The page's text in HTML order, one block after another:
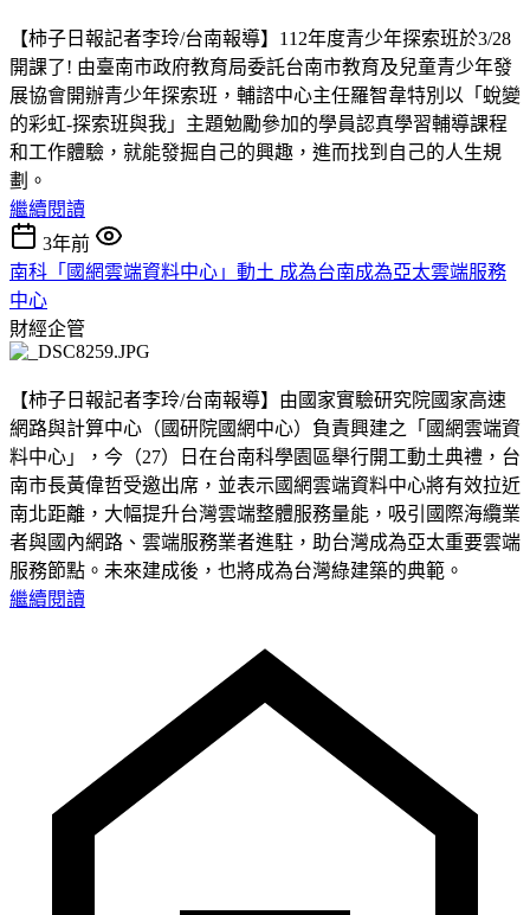
【柿子日報記者李玲/台南報導】112年度青少年探索班於3/28
開課了! 由臺南市政府教育局委託台南市教育及兒童青少年發
展協會開辦青少年探索班，輔諮中心主任羅智韋特別以「蛻變
的彩虹-探索班與我」主題勉勵參加的學員認真學習輔導課程
和工作體驗，就能發掘自己的興趣，進而找到自己的人生規
劃。
繼續閱讀
3年前
南科「國網雲端資料中心」動土 成為台南成為亞太雲端服務
中心
財經企管
【柿子日報記者李玲/台南報導】由國家實驗研究院國家高速
網路與計算中心（國研院國網中心）負責興建之「國網雲端資
料中心」，今（27）日在台南科學園區舉行開工動土典禮，台
南市長黃偉哲受邀出席，並表示國網雲端資料中心將有效拉近
南北距離，大幅提升台灣雲端整體服務量能，吸引國際海纜業
者與國內網路、雲端服務業者進駐，助台灣成為亞太重要雲端
服務節點。未來建成後，也將成為台灣綠建築的典範。
繼續閱讀